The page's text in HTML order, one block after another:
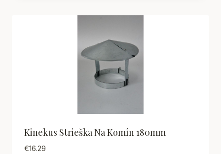
Kinekus Strieška Na Komín 180mm
€16.29